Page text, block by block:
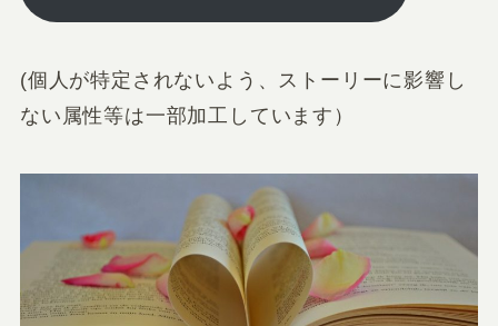
(個人が特定されないよう、ストーリーに影響し
ない属性等は一部加工しています）